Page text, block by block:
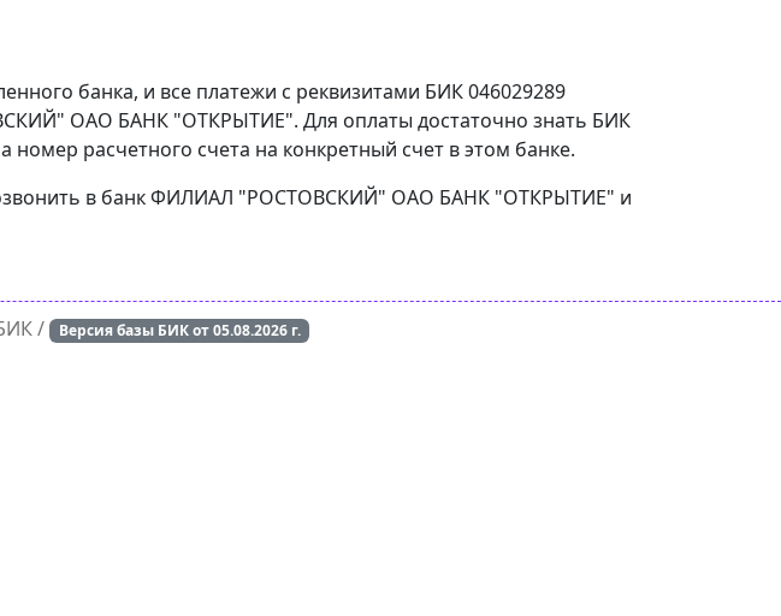
банка, и все платежи с реквизитами БИК 046029289
ОАО БАНК "ОТКРЫТИЕ". Для оплаты достаточно знать БИК
расчетного счета на конкретный счет в этом банке.
в банк ФИЛИАЛ "РОСТОВСКИЙ" ОАО БАНК "ОТКРЫТИЕ" и
/ Версия базы БИК от05.08.2026г.